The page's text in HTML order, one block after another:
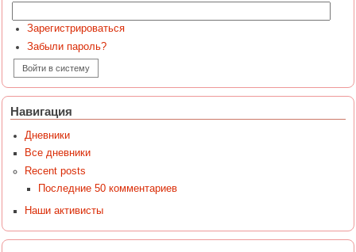
Зарегистрироваться
Забыли пароль?
Навигация
Дневники
Все дневники
Recent posts
Последние 50 комментариев
Наши активисты